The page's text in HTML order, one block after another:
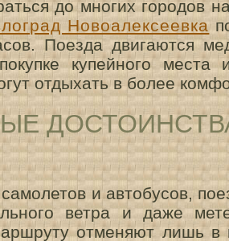
до многих городов
Новоалексеевка
Поезда двигаются
купейного места
отдыхать в более
и автобусов,
ветра и даже
отменяют лишь в